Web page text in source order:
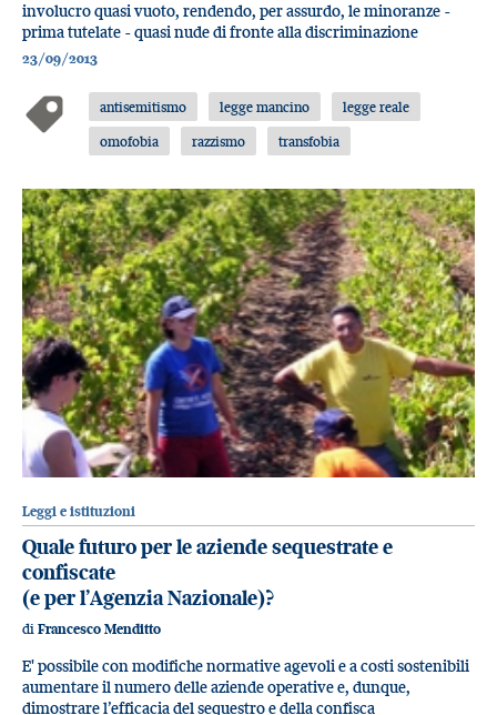
involucro quasi vuoto, rendendo, per assurdo, le minoranze -
prima tutelate - quasi nude di fronte alla discriminazione
23/09/2013
antisemitismo legge mancino
legge reale
omofobia
razzismo transfobia
Leggi e istituzioni
Quale futuro per le aziende sequestrate e
confiscate
(e per l’Agenzia Nazionale)?
di Francesco Menditto
E' possibile con modifiche normative agevoli e a costi sostenibili
aumentare il numero delle aziende operative e, dunque,
dimostrare l’efficacia del sequestro e della confisca